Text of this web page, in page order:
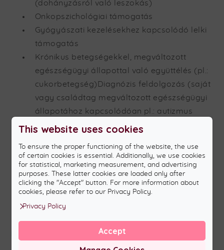
(dohányzásról való leszokás)
Onkopszichológiai támogatás
Gyógyászati kezelésekhez kapcsolódó lelki
támogatás
Krónikus betegségekkel, megváltozott
egészségügyi állapottal való együttélés (pl.:
cukorbetegség)Diagnózis feldolgozás (saját
vagy családtag megváltozott egészségügyi
állapotához kapcsolódóan pl.: autizmus
diagnózisa gyermekénél)
lelki támogatásaEgészségügyben átélt
traumatikus élmények feldolgozása
Mentálhigiéné és egészségedukáció
Meddőség, termékenységi problémák
This website uses cookies
To ensure the proper functioning of the website, the use
of certain cookies is essential. Additionally, we use cookies
for statistical, marketing measurement, and advertising
purposes. These latter cookies are loaded only after
clicking the "Accept" button. For more information about
cookies, please refer to our Privacy Policy.
Privacy Policy
Accept